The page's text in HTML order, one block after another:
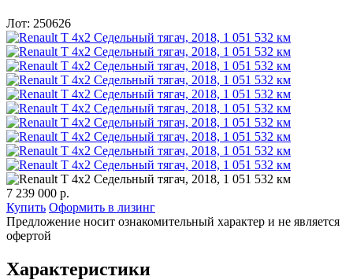
Лот: 250626
7 239 000 р.
Купить Оформить в лизинг
Предложение носит ознакомительный характер и не является
офертой
Характеристики